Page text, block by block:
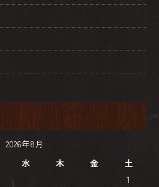
2026年8月
水 木 金
土
1